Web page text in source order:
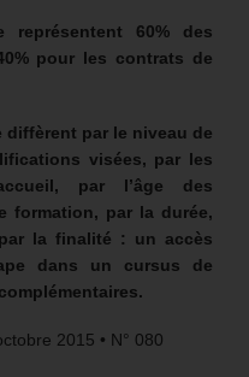
représentent 60% des
pour les contrats de
diffèrent par le niveau de
visées, par les
par l’âge des
formation, par la durée,
la finalité : un accès
dans un cursus de
2015 • N° 080